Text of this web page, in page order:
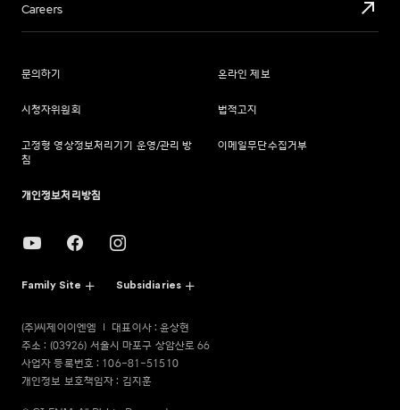
Careers
문의하기 온라인 제보
시청자위원회 법적고지
고정형 영상정보처리기기 운영/관리 방
침
이메일무단수집거부
개인정보처리방침
Family Site Subsidiaries
(주)씨제이이엔엠
대표이사 : 윤상현
주소 : (03926) 서울시 마포구 상암산로 66
사업자 등록번호 : 106-81-51510
개인정보 보호책임자 : 김지훈